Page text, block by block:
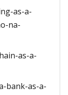
as-a-
na-
as-a-
bank-as-a-